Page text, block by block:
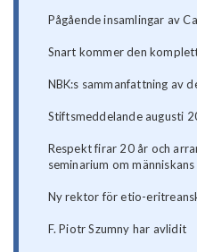
Pågående insamlingar av
Snart kommer den
NBK:s sammanfattning av
Stiftsmeddelande augusti
Respekt firar 20 år och
seminarium om
Ny rektor för etio-
F. Piotr Szumny har avlidit